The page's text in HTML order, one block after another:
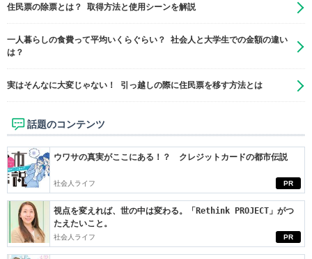
住民票の除票とは？ 取得方法と使用シーンを解説
一人暮らしの食費って平均いくらぐらい？ 社会人と大学生での金額の違い
は？
実はそんなに大変じゃない！ 引っ越しの際に住民票を移す方法とは
話題のコンテンツ
PR
ウワサの真実がここにある！？ クレジットカードの都市伝説
社会人ライフ
PR
視点を変えれば、世の中は変わる。「Rethink PROJECT」がつ
たえたいこと。
社会人ライフ